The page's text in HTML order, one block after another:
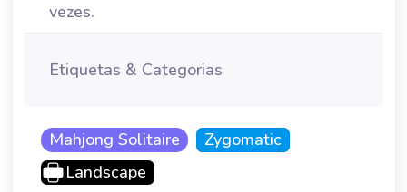
vezes.
Etiquetas & Categorias
Mahjong Solitaire
Zygomatic
Landscape